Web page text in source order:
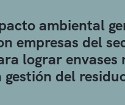
ambiental
empresas del
lograr
del